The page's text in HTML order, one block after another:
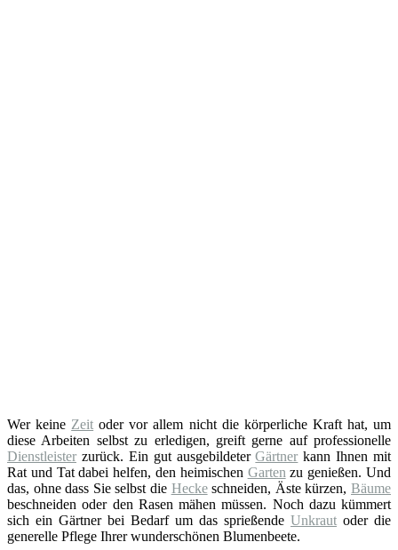
Wer keine Zeit oder vor allem nicht die körperliche Kraft hat, um
diese Arbeiten selbst zu erledigen, greift gerne auf professionelle
Dienstleister zurück. Ein gut ausgebildeterGärtner kann Ihnen mit
Rat und Tat dabei helfen, den heimischen Garten zu genießen. Und
das, ohne dass Sie selbst die Heckeschneiden, Äste kürzen,Bäume
beschneiden oder den Rasen mähen müssen. Noch dazu kümmert
sich ein Gärtner bei Bedarf um das sprießende Unkraut oder die
generelle Pflege Ihrer wunderschönen Blumenbeete.